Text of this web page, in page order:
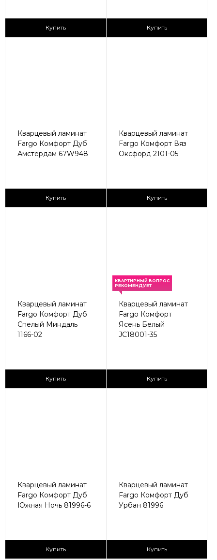
2
Купить
2
Купить
Кварцевый ламинат
Fargo Комфорт Дуб
Амстердам 67W948
2
Купить
Кварцевый ламинат
Fargo Комфорт Вяз
Оксфорд 2101-05
2
Купить
Кварцевый ламинат
Fargo Комфорт Дуб
Спелый Миндаль
1166-02
2
Купить
КВАРТИРНЫЙ ВОПРОС
РЕКОМЕНДУЕТ
Кварцевый ламинат
Fargo Комфорт
Ясень Белый
JC18001-35
2
Купить
Кварцевый ламинат
Fargo Комфорт Дуб
Южная Ночь 81996-6
2
Купить
Кварцевый ламинат
Fargo Комфорт Дуб
Урбан 81996
2
Купить